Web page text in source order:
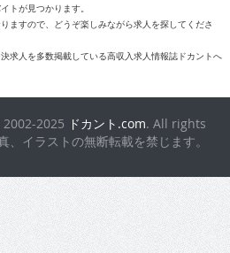
トが見つかります。
ますので、どうぞ楽しみながら求人を探してくださ
求人を多数掲載している高収入求人情報誌ドカントへ
2025 ドカント.com. All rights
イラストの無断転載を禁じます。